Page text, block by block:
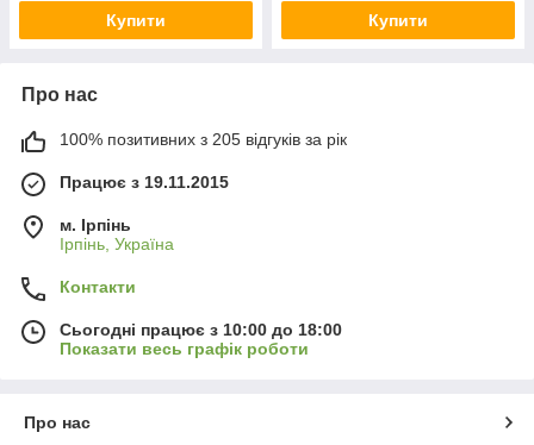
Купити Купити
Про нас
100% позитивних з 205 відгуків за рік
Працює з 19.11.2015
м. Ірпінь
Ірпінь, Україна
Контакти
Сьогодні працює з 10:00 до 18:00
Показати весь графік роботи
Про нас